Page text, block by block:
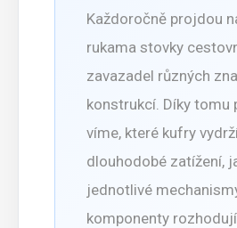
Každoročně projdou
rukama stovky
zavazadel různých
konstrukcí. Díky tomu
víme, které kufry
dlouhodobé zatížení,
jednotlivé
komponenty